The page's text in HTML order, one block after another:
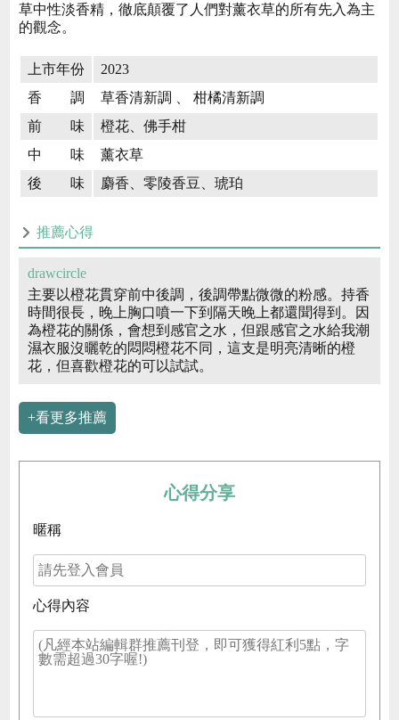
草中性淡香精，徹底顛覆了人們對薰衣草的所有先入為主
的觀念。
上市年份
2023
香 調
草香清新調 、 柑橘清新調
前 味
橙花、佛手柑
中 味
薰衣草
後 味
麝香、零陵香豆、琥珀
推薦心得
drawcircle
主要以橙花貫穿前中後調，後調帶點微微的粉感。持香
時間很長，晚上胸口噴一下到隔天晚上都還聞得到。因
為橙花的關係，會想到感官之水，但跟感官之水給我潮
濕衣服沒曬乾的悶悶橙花不同，這支是明亮清晰的橙
花，但喜歡橙花的可以試試。
+看更多推薦
心得分享
暱稱
心得內容